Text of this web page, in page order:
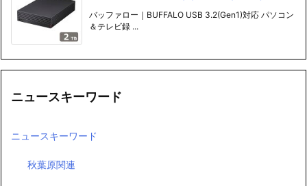
バッファロー｜BUFFALO USB 3.2(Gen1)対応 パソコン
＆テレビ録 ...
ニュースキーワード
ニュースキーワード
秋葉原関連